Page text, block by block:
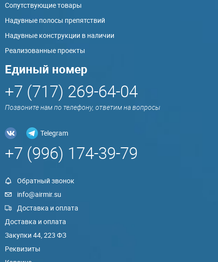
Сопутствующие товары
Надувные полосы препятствий
Надувные конструкции в наличии
Реализованные проекты
Единый номер
+7 (717) 269-64-04
Позвоните нам по телефону, ответим на вопросы
Telegram
+7 (996) 174-39-79
Обратный звонок
info@airmir.su
Доставка и оплата
Доставка и оплата
Закупки 44, 223 ФЗ
Реквизиты